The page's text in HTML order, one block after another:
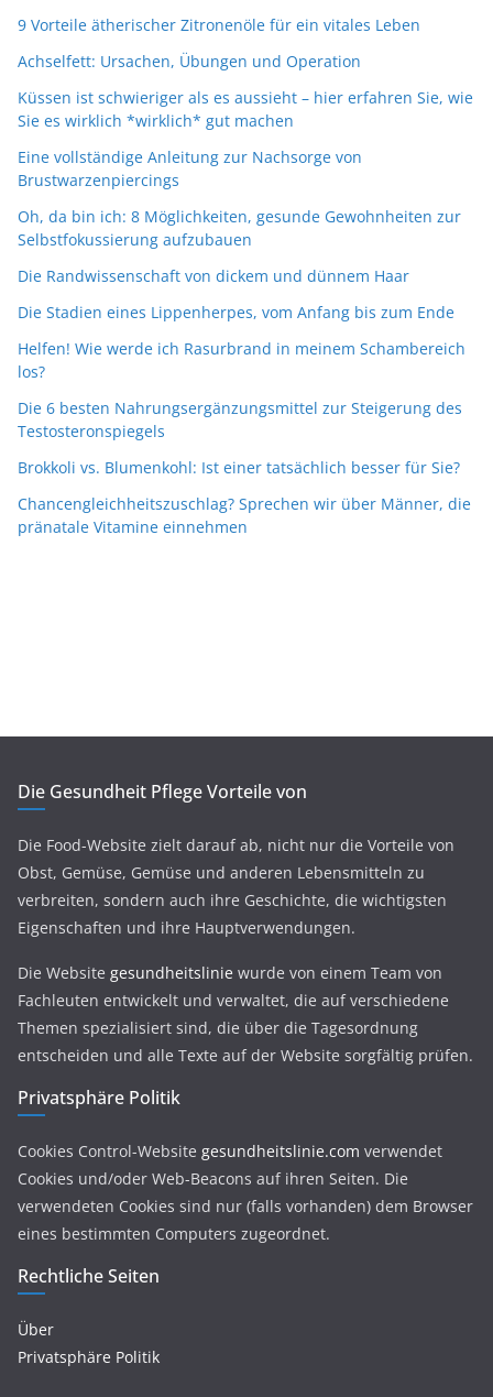
9 Vorteile ätherischer Zitronenöle für ein vitales Leben
Achselfett: Ursachen, Übungen und Operation
Küssen ist schwieriger als es aussieht – hier erfahren Sie, wie
Sie es wirklich *wirklich* gut machen
Eine vollständige Anleitung zur Nachsorge von
Brustwarzenpiercings
Oh, da bin ich: 8 Möglichkeiten, gesunde Gewohnheiten zur
Selbstfokussierung aufzubauen
Die Randwissenschaft von dickem und dünnem Haar
Die Stadien eines Lippenherpes, vom Anfang bis zum Ende
Helfen! Wie werde ich Rasurbrand in meinem Schambereich
los?
Die 6 besten Nahrungsergänzungsmittel zur Steigerung des
Testosteronspiegels
Brokkoli vs. Blumenkohl: Ist einer tatsächlich besser für Sie?
Chancengleichheitszuschlag? Sprechen wir über Männer, die
pränatale Vitamine einnehmen
Die Gesundheit Pflege Vorteile von
Die Food-Website zielt darauf ab, nicht nur die Vorteile von
Obst, Gemüse, Gemüse und anderen Lebensmitteln zu
verbreiten, sondern auch ihre Geschichte, die wichtigsten
Eigenschaften und ihre Hauptverwendungen.
Die Website gesundheitslinie wurde von einem Team von
Fachleuten entwickelt und verwaltet, die auf verschiedene
Themen spezialisiert sind, die über die Tagesordnung
entscheiden und alle Texte auf der Website sorgfältig prüfen.
Privatsphäre Politik
Cookies Control-Website gesundheitslinie.com verwendet
Cookies und/oder Web-Beacons auf ihren Seiten. Die
verwendeten Cookies sind nur (falls vorhanden) dem Browser
eines bestimmten Computers zugeordnet.
Rechtliche Seiten
Über
Privatsphäre Politik